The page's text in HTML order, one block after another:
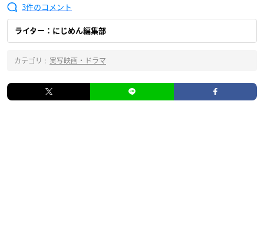
3
ライター：にじめん編集部
カテゴリ : 実写映画・ドラマ